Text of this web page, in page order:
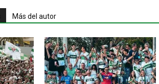
Más del autor